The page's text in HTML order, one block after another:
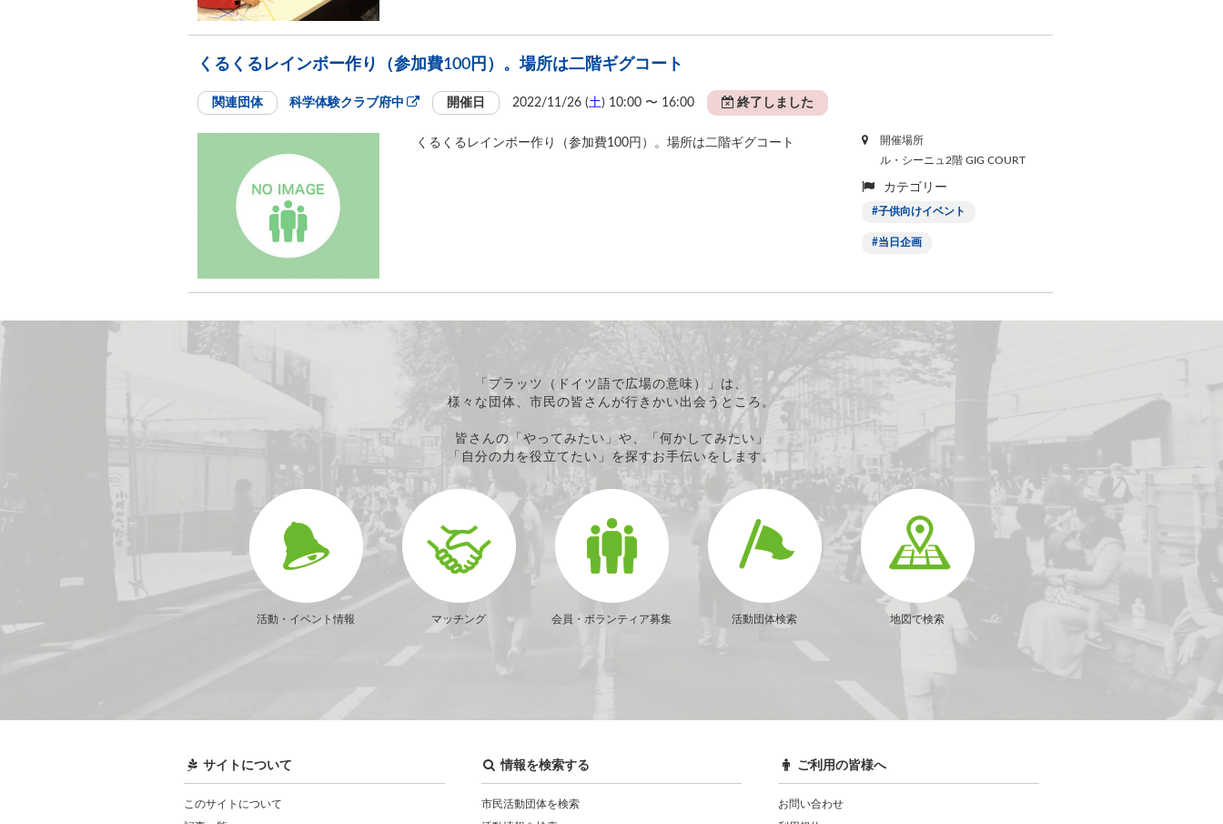
くるくるレインボー作り（参加費100円）。場所は二階ギグコート
関連団体 科学体験クラブ府中 開催日 2022/11/26 (土) 10:00 〜 16:00 終了しました
くるくるレインボー作り（参加費100円）。場所は二階ギグコート
開催場所
ル・シーニュ2階 GIG COURT
カテゴリー
子供向けイベント
当日企画
「プラッツ（ドイツ語で広場の意味）」は、
様々な団体、市民の皆さんが行きかい出会うところ。
皆さんの「やってみたい」や、「何かしてみたい」
「自分の力を役立てたい」を探すお手伝いをします。
活動・イベント情報 マッチング 会員・ボランティア募集 活動団体検索 地図で検索
サイトについて
このサイトについて
情報を検索する
市民活動団体を検索
ご利用の皆様へ
お問い合わせ